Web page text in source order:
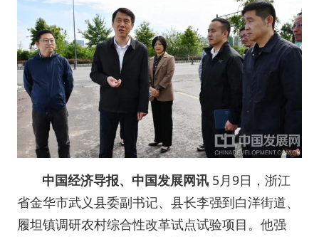
中国经济导报、中国发展网讯 5月9日，浙江
省金华市武义县委副书记、县长李强到白洋街道、
履坦镇调研农村综合性改革试点试验项目。他强